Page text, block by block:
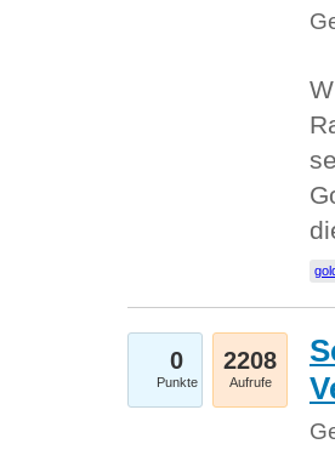
0
Punkte
2208
Aufrufe